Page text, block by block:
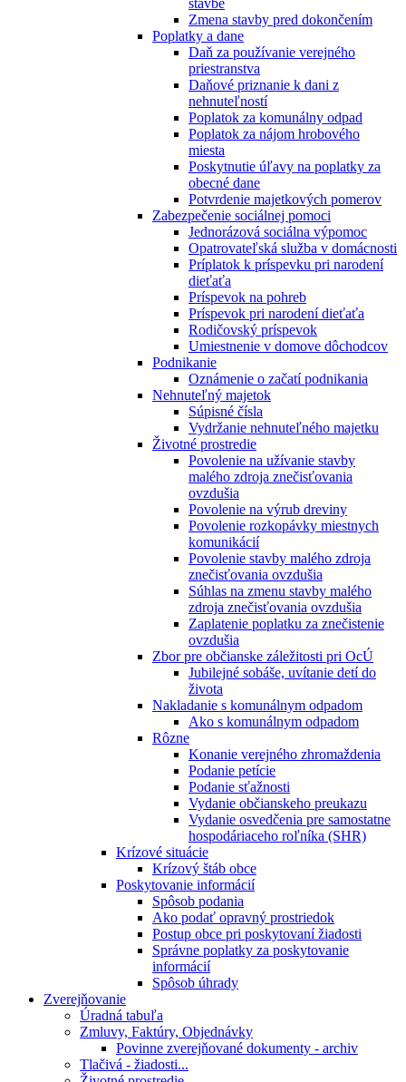
stavbe
Zmena stavby pred dokončením
Poplatky a dane
Daň za používanie verejného
priestranstva
Daňové priznanie k dani z
nehnuteľností
Poplatok za komunálny odpad
Poplatok za nájom hrobového
miesta
Poskytnutie úľavy na poplatky za
obecné dane
Potvrdenie majetkových pomerov
Zabezpečenie sociálnej pomoci
Jednorázová sociálna výpomoc
Opatrovateľská služba v domácnosti
Príplatok k príspevku pri narodení
dieťaťa
Príspevok na pohreb
Príspevok pri narodení dieťaťa
Rodičovský príspevok
Umiestnenie v domove dôchodcov
Podnikanie
Oznámenie o začatí podnikania
Nehnuteľný majetok
Súpisné čísla
Vydržanie nehnuteľného majetku
Životné prostredie
Povolenie na užívanie stavby
malého zdroja znečisťovania
ovzdušia
Povolenie na výrub dreviny
Povolenie rozkopávky miestnych
komunikácií
Povolenie stavby malého zdroja
znečisťovania ovzdušia
Súhlas na zmenu stavby malého
zdroja znečisťovania ovzdušia
Zaplatenie poplatku za znečistenie
ovzdušia
Zbor pre občianske záležitosti pri OcÚ
Jubilejné sobáše, uvítanie detí do
života
Nakladanie s komunálnym odpadom
Ako s komunálnym odpadom
Rôzne
Konanie verejného zhromaždenia
Podanie petície
Podanie sťažnosti
Vydanie občianskeho preukazu
Vydanie osvedčenia pre samostatne
hospodáriaceho roľníka (SHR)
Krízové situácie
Krízový štáb obce
Poskytovanie informácií
Spôsob podania
Ako podať opravný prostriedok
Postup obce pri poskytovaní žiadosti
Správne poplatky za poskytovanie
informácií
Spôsob úhrady
Zverejňovanie
Úradná tabuľa
Zmluvy, Faktúry, Objednávky
Povinne zverejňované dokumenty - archiv
Tlačivá - žiadosti...